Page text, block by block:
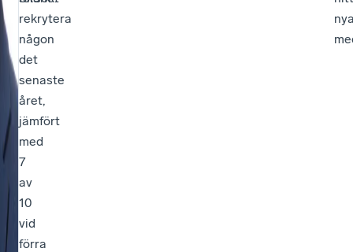
rekrytera
någon
det
senaste
året,
jämfört
med
7
av
10
vid
förra